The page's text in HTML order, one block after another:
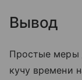
Вывод
Простые меры
кучу времени